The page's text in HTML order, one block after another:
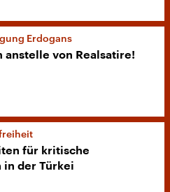
Erdogans
anstelle von Realsatire!
für kritische
in der Türkei